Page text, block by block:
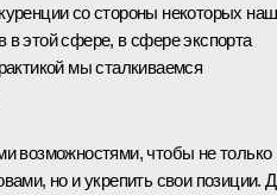
со стороны некоторых
в этой сфере, в сфере экспорта
мы сталкиваемся
возможностями, чтобы не только
но и укрепить свои позиции.